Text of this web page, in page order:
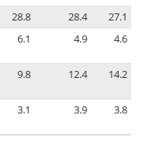
28.8 28.4
27.1
6.1 4.9 4.6
9.8 12.4 14.2
3.1 3.9 3.8